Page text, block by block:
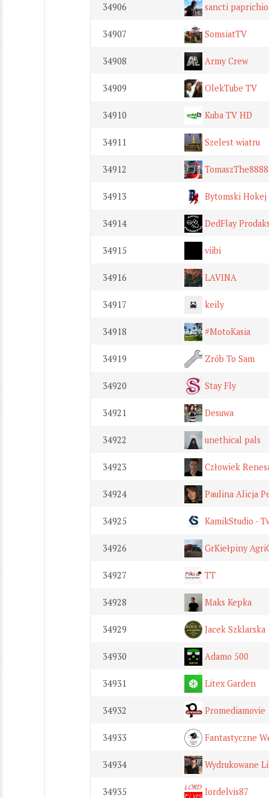
34906 sancti paprichio
34907 SomsiatTV
34908 Army Crew
34909 OlekTube TV
34910 Kuba TV HD
34911 Szelest wiatru
34912 TomaszThe8888
34913 Bytomski Hokej
34914 DedFlay
34915 viibi
34916 LAVINA
34917 keily
34918 #MotoKasia
34919 Zrób To Sam
34920 Stay Fly
34921 Desuwa
34922 unethical pals
34923 Człowiek
34924 Paulina Alicja
34925 KamikStudio -
34926 GrKiełpiny
34927 TT
34928 Maks Kepka
34929 Jacek Szklarska
34930 Adamo 500
34931 Litex Garden
34932 Promediamovie
34933 Fantastyczne
34934 Wydrukowane
34935 lordelvis87